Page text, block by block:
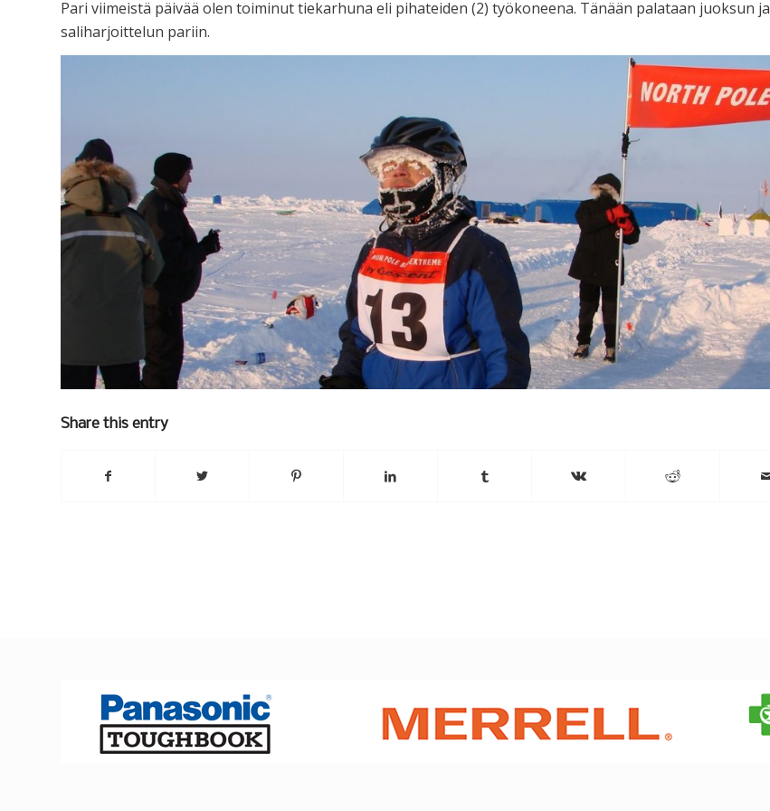
Pari viimeistä päivää olen toiminut tiekarhuna eli pihateiden (2) työkoneena. Tänään palataan juoksun ja
saliharjoittelun pariin.
Share this entry